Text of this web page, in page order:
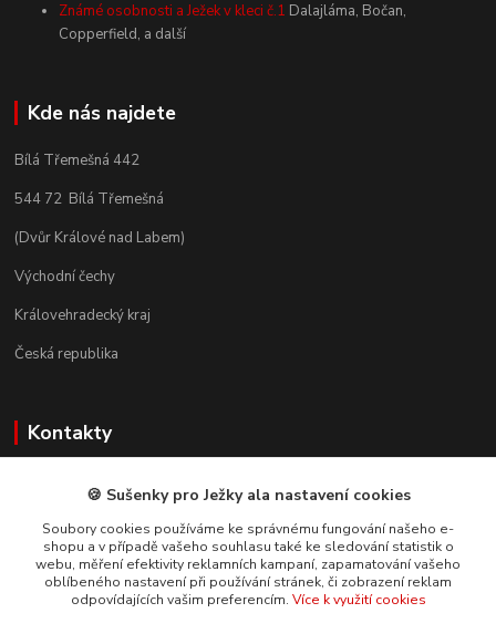
Známé osobnosti a Ježek v kleci č.1 Dalajláma, Bočan,
Copperfield, a další
Kde nás najdete
Bílá Třemešná 442
544 72 Bílá Třemešná
(Dvůr Králové nad Labem)
Východní čechy
Královehradecký kraj
Česká republika
Kontakty
Radek Micopulos
732 864 037
🍪 Sušenky pro Ježky ala nastavení cookies
Soubory cookies používáme ke správnému fungování našeho e-
shopu a v případě vašeho souhlasu také ke sledování statistik o
webu, měření efektivity reklamních kampaní, zapamatování vašeho
oblíbeného nastavení při používání stránek, či zobrazení reklam
odpovídajících vašim preferencím. Více k využití cookies